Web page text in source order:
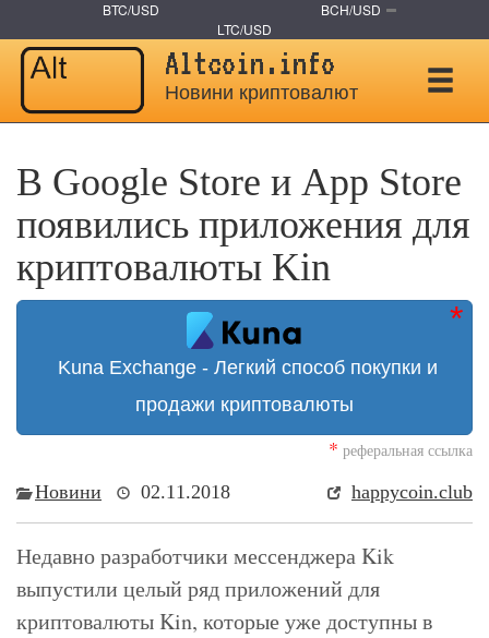
BTC/USD
BCH/USD
LTC/USD
Altcoin.info
Новини криптовалют
В Google Store и App Store
появились приложения для
криптовалюты Kin
Kuna Exchange - Легкий способ покупки и
продажи криптовалюты
* реферальная ссылка
Новини 02.11.2018 happycoin.club
Недавно разработчики мессенджера Kik
выпустили целый ряд приложений для
криптовалюты Kin, которые уже доступны в